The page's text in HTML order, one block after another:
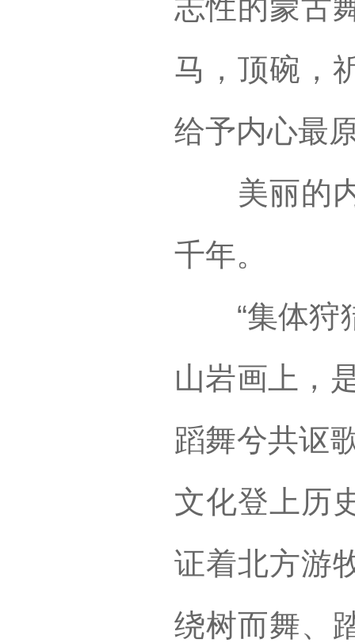
志性的蒙古
马，顶碗，
给予内心最
美丽的内
千年。
“集体狩猎
山岩画上，
蹈舞兮共讴
文化登上历
证着北方游
绕树而舞、